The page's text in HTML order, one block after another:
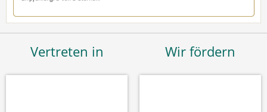
Vertreten in Wir fördern